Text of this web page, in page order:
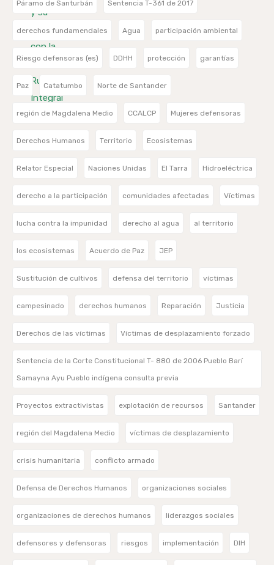
Páramo de Santurbán Sentencia T-361 de 2017
derechos fundamendales Agua participación ambiental
Riesgo defensoras (es) DDHH protección garantías
Paz Catatumbo Norte de Santander
región de Magdalena Medio CCALCP Mujeres defensoras
Derechos Humanos Territorio Ecosistemas
Relator Especial Naciones Unidas El Tarra Hidroeléctrica
derecho a la participación comunidades afectadas Víctimas
lucha contra la impunidad derecho al agua al territorio
los ecosistemas Acuerdo de Paz JEP
Sustitución de cultivos defensa del territorio víctimas
campesinado derechos humanos Reparación Justicia
Derechos de las víctimas Víctimas de desplazamiento forzado
Sentencia de la Corte Constitucional T- 880 de 2006 Pueblo Barí
Samayna Ayu Pueblo indígena consulta previa
Proyectos extractivistas explotación de recursos Santander
región del Magdalena Medio víctimas de desplazamiento
crisis humanitaria conflicto armado
Defensa de Derechos Humanos organizaciones sociales
organizaciones de derechos humanos liderazgos sociales
defensores y defensoras riesgos implementación DIH